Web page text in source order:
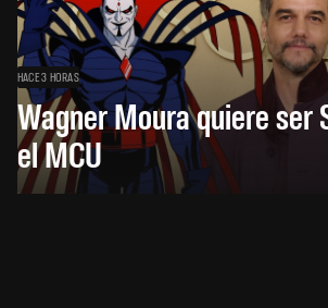
HACE 3 HORAS
Wagner Moura quiere ser
el MCU